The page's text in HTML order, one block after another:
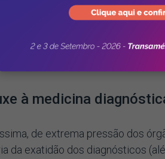
à medicina
de extrema pressão dos
da exatidão dos diagnósticos